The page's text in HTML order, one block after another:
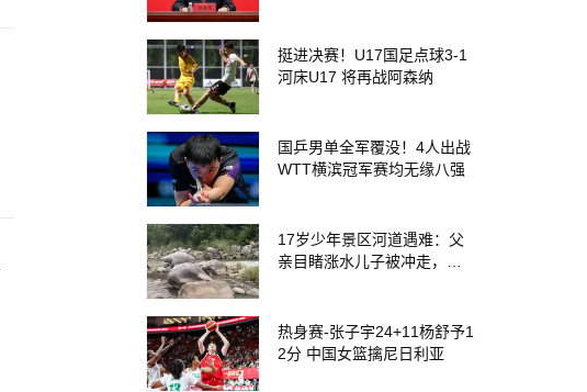
挺进决赛！U17国足点球3-1
河床U17 将再战阿森纳
国乒男单全军覆没！4人出战
WTT横滨冠军赛均无缘八强
17岁少年景区河道遇难：父
亲目睹涨水儿子被冲走，当
热身赛-张子宇24+11杨舒予1
2分 中国女篮擒尼日利亚